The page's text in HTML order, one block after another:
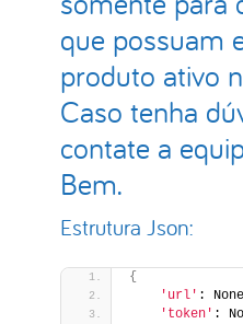
que possuam
produto ativo
Caso tenha
contate a
Bem.
Estrutura Json:
{
'url' :
'token' :